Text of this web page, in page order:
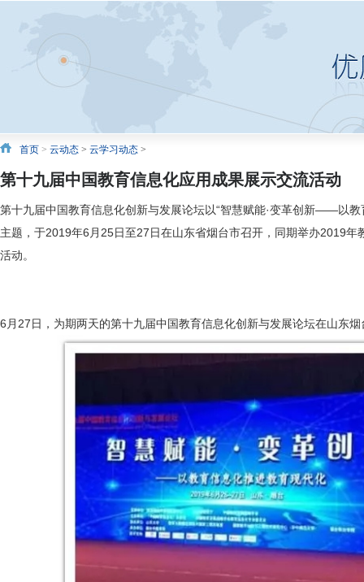
首页 > 云动态 > 云学习动态 >
第十九届中国教育信息化应用成果展示交流活动
第十九届中国教育信息化创新与发展论坛以“智慧赋能·变革创新——以教
主题，于2019年6月25日至27日在山东省烟台市召开，同期举办2019年
活动。
6月27日，为期两天的第十九届中国教育信息化创新与发展论坛在山东